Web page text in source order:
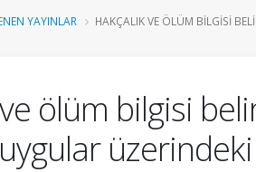
YAYINLAR HAKÇALIK VE ÖLÜM BILGISI
ve ölüm bilgisi